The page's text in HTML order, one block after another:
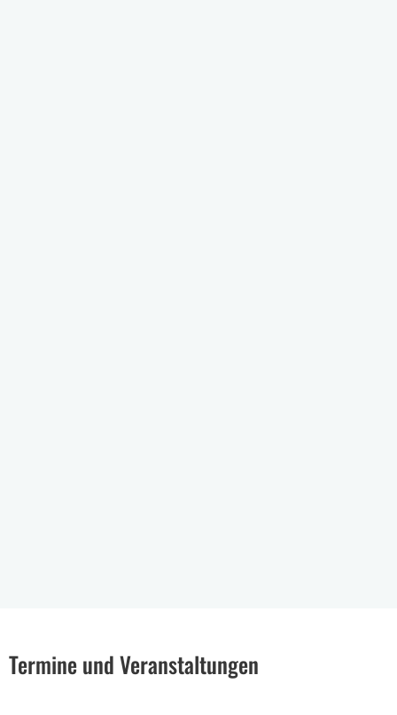
Termine und Veranstaltungen